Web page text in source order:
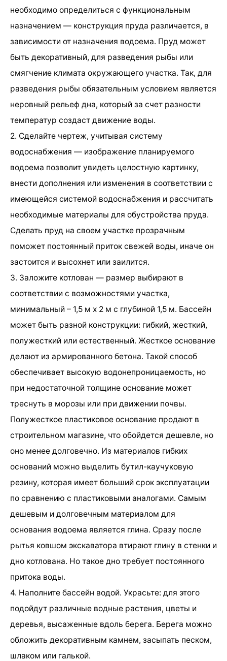
необходимо определиться с функциональным
назначением — конструкция пруда различается, в
зависимости от назначения водоема. Пруд может
быть декоративный, для разведения рыбы или
смягчение климата окружающего участка. Так, для
разведения рыбы обязательным условием является
неровный рельеф дна, который за счет разности
температур создаст движение воды.
2. Сделайте чертеж, учитывая систему
водоснабжения — изображение планируемого
водоема позволит увидеть целостную картинку,
внести дополнения или изменения в соответствии с
имеющейся системой водоснабжения и рассчитать
необходимые материалы для обустройства пруда.
Сделать пруд на своем участке прозрачным
поможет постоянный приток свежей воды, иначе он
застоится и высохнет или заилится.
3. Заложите котлован — размер выбирают в
соответствии с возможностями участка,
минимальный – 1,5 м х 2 м с глубиной 1,5 м. Бассейн
может быть разной конструкции: гибкий, жесткий,
полужесткий или естественный. Жесткое основание
делают из армированного бетона. Такой способ
обеспечивает высокую водонепроницаемость, но
при недостаточной толщине основание может
треснуть в морозы или при движении почвы.
Полужесткое пластиковое основание продают в
строительном магазине, что обойдется дешевле, но
оно менее долговечно. Из материалов гибких
оснований можно выделить бутил-каучуковую
резину, которая имеет больший срок эксплуатации
по сравнению с пластиковыми аналогами. Самым
дешевым и долговечным материалом для
основания водоема является глина. Сразу после
рытья ковшом экскаватора втирают глину в стенки и
дно котлована. Но такое дно требует постоянного
притока воды.
4. Наполните бассейн водой. Украсьте: для этого
подойдут различные водные растения, цветы и
деревья, высаженные вдоль берега. Берега можно
обложить декоративным камнем, засыпать песком,
шлаком или галькой.